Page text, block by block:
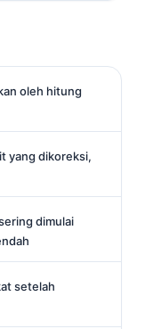
oleh hitung
yang dikoreksi,
dimulai
setelah